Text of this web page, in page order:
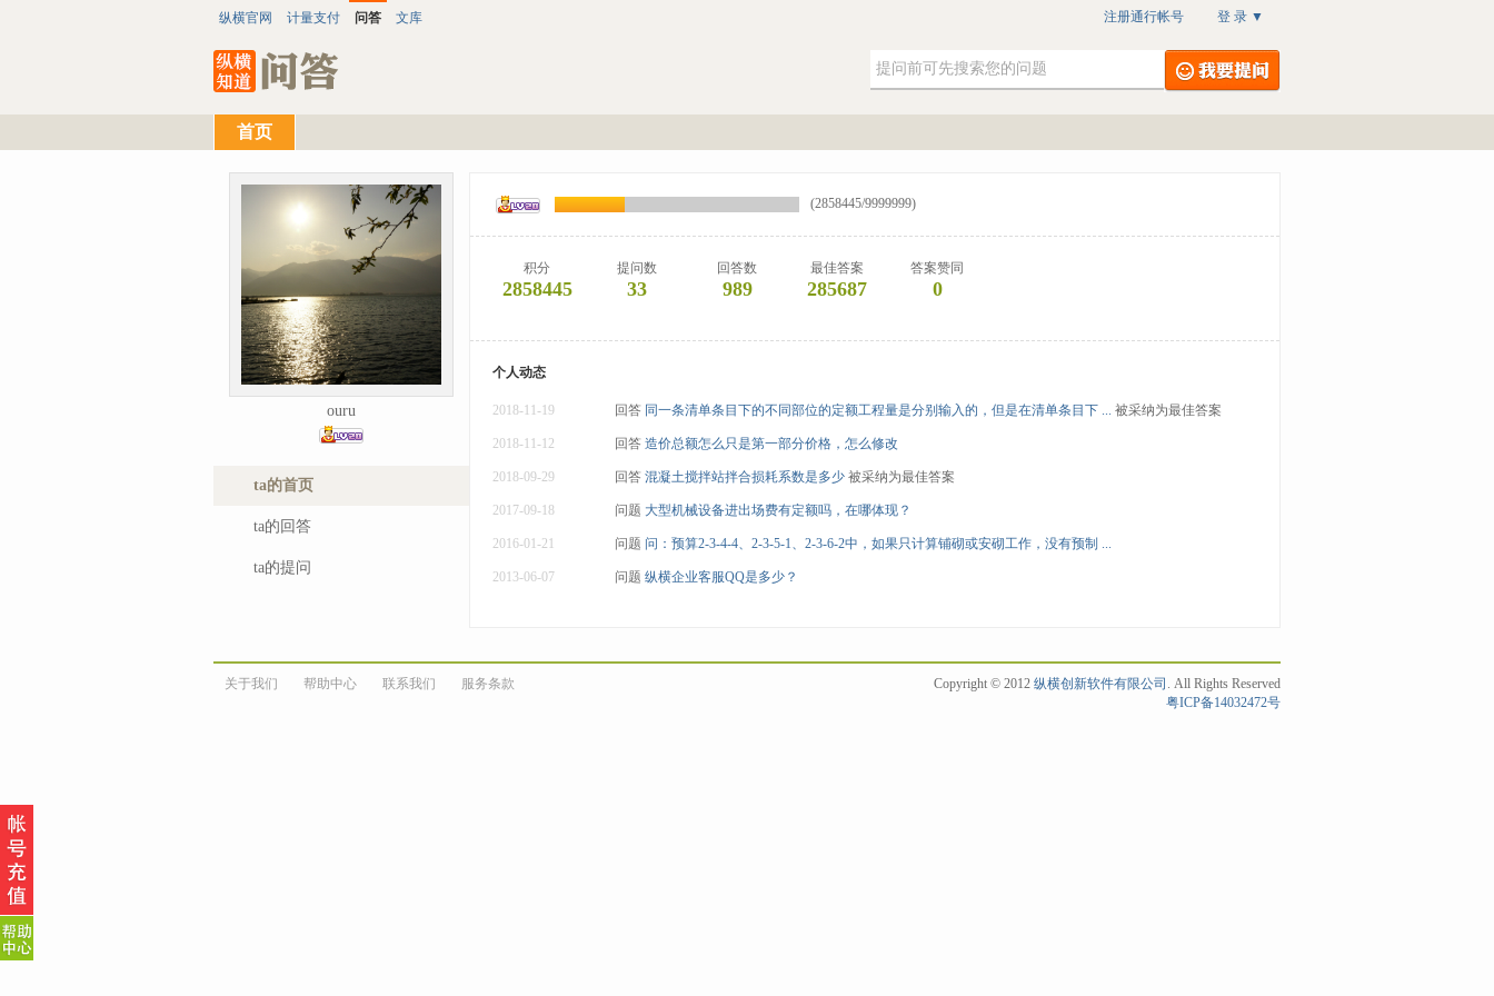
纵横官网 计量支付 问答 文库 注册通行帐号 登 录 ▼
首页
ouru
ta的首页
ta的回答
ta的提问
(2858445/9999999)
积分
2858445
提问数
33
回答数
989
最佳答案
285687
答案赞同
0
个人动态
2018-11-19 回答 同一条清单条目下的不同部位的定额工程量是分别输入的，但是在清单条目下 ... 被采纳为最佳答案
2018-11-12 回答 造价总额怎么只是第一部分价格，怎么修改
2018-09-29 回答 混凝土搅拌站拌合损耗系数是多少 被采纳为最佳答案
2017-09-18 问题 大型机械设备进出场费有定额吗，在哪体现？
2016-01-21 问题 问：预算2-3-4-4、2-3-5-1、2-3-6-2中，如果只计算铺砌或安砌工作，没有预制 ...
2013-06-07 问题 纵横企业客服QQ是多少？
关于我们 帮助中心 联系我们 服务条款 Copyright © 2012 纵横创新软件有限公司 . All Rights Reserved
粤ICP备14032472号